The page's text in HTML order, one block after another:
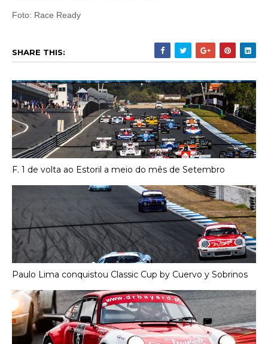
Foto: Race Ready
SHARE THIS:
F. 1 de volta ao Estoril a meio do mês de Setembro
Paulo Lima conquistou Classic Cup by Cuervo y Sobrinos